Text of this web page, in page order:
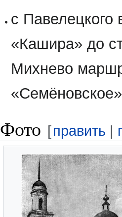
с Павелецкого
«Кашира» до
Михнево
Фото [править |